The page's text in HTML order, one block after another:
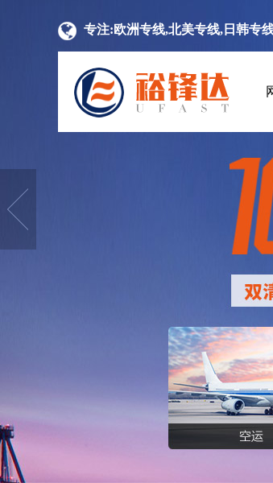
专注:欧洲专线,北美专线,日韩专